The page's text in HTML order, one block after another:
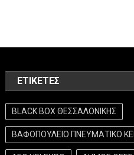
ΕΤΙΚΈΤΕΣ
BLACK BOX ΘΕΣΣΑΛΟΝΙΚΗΣ
ΒΑΦΟΠΟΥΛΕΙΟ ΠΝΕΥΜΑΤΙΚΟ